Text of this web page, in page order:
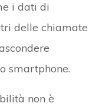
i dati di
delle chiamate
smartphone.
non è